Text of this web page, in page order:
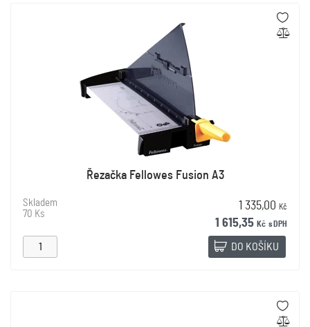
Řezačka Fellowes Fusion A3
Skladem
70 Ks
1 335,00 Kč
1 615,35 Kč s DPH
DO KOŠÍKU